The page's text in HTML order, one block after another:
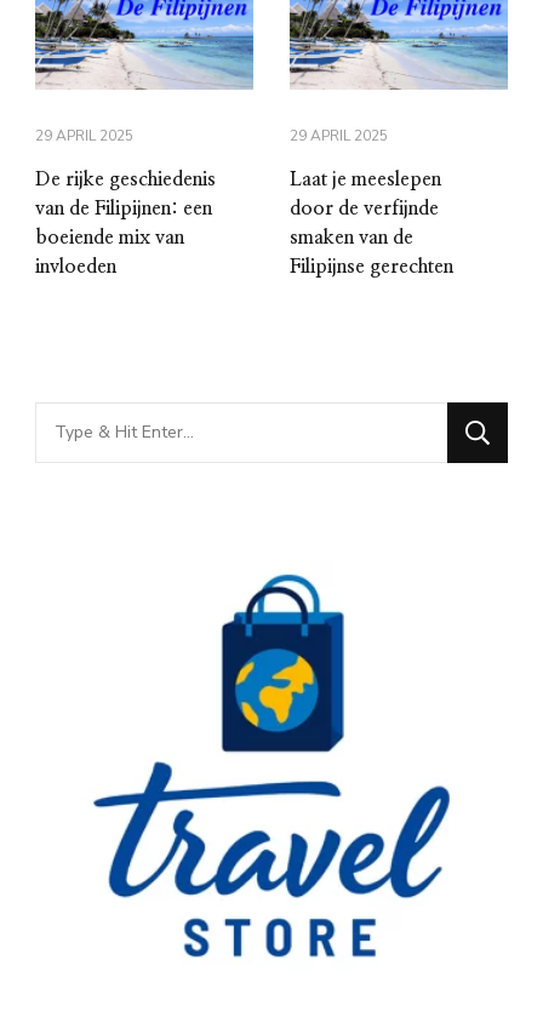
29 APRIL 2025
De rijke geschiedenis
van de Filipijnen: een
boeiende mix van
invloeden
29 APRIL 2025
Laat je meeslepen
door de verfijnde
smaken van de
Filipijnse gerechten
Looking
for